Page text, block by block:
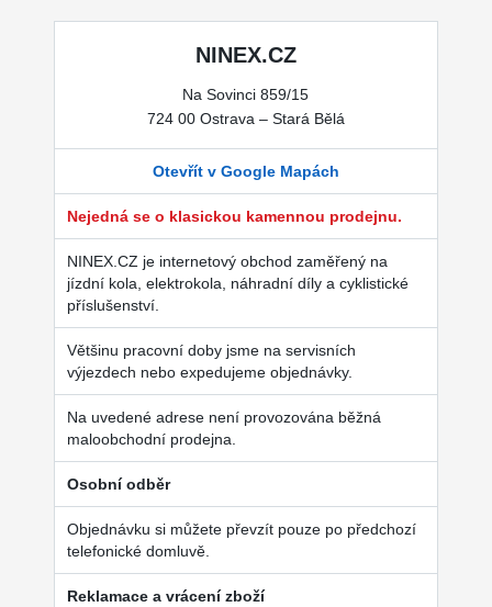
NINEX.CZ
Na Sovinci 859/15
724 00 Ostrava – Stará Bělá
Otevřít v Google Mapách
Nejedná se o klasickou kamennou prodejnu.
NINEX.CZ je internetový obchod zaměřený na
jízdní kola, elektrokola, náhradní díly a cyklistické
příslušenství.
Většinu pracovní doby jsme na servisních
výjezdech nebo expedujeme objednávky.
Na uvedené adrese není provozována běžná
maloobchodní prodejna.
Osobní odběr
Objednávku si můžete převzít pouze po předchozí
telefonické domluvě.
Reklamace a vrácení zboží